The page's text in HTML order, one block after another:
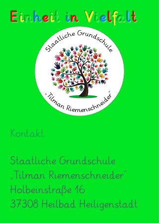
Einheit in Vielfalt
Kontakt
Staatliche Grundschule
„Tilman Riemenschneider”
Holbeinstraße 16
37308 Heilbad Heiligenstadt